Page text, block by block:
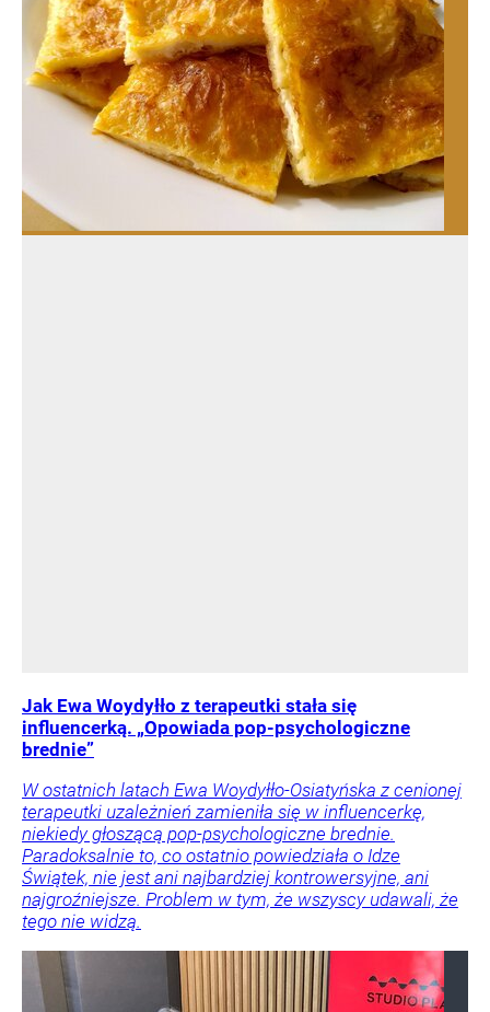
Jak Ewa Woydyłło z terapeutki stała się
influencerką. „Opowiada pop-psychologiczne
brednie”
W ostatnich latach Ewa Woydyłło-Osiatyńska z cenionej
terapeutki uzależnień zamieniła się w influencerkę,
niekiedy głoszącą pop-psychologiczne brednie.
Paradoksalnie to, co ostatnio powiedziała o Idze
Świątek, nie jest ani najbardziej kontrowersyjne, ani
najgroźniejsze. Problem w tym, że wszyscy udawali, że
tego nie widzą.